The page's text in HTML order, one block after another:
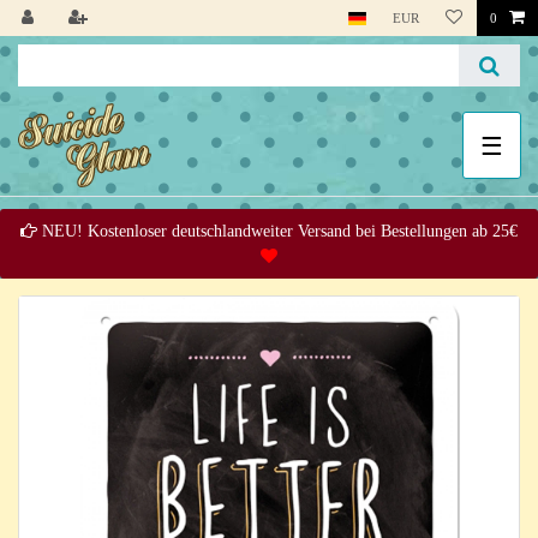
EUR 0
☰
NEU! Kostenloser deutschlandweiter Versand bei Bestellungen ab 25€